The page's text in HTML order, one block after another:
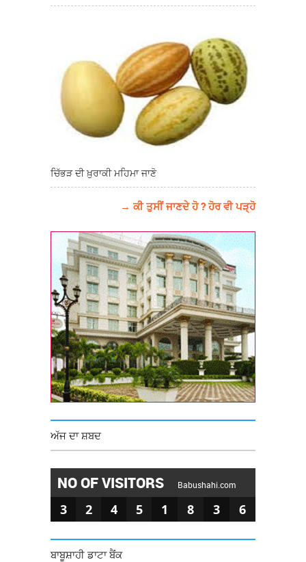
ਚਿੱਭੜ ਦੀ ਖ਼ੁਰਾਕੀ ਮਹਿਮਾ ਜਾਣੋ
→ ਕੀ ਤੁਸੀਂ ਜਾਣਦੇ ਹੋ ? ਹੋਰ ਵੀ ਪੜ੍ਹੋ
ਅੱਜ ਦਾ ਸ਼ਬਦ
NO OF VISITORS Babushahi.com
3 2 4 5 1 8 3 6
ਬਾਬੂਸ਼ਾਹੀ ਡਾਟਾ ਬੈਂਕ